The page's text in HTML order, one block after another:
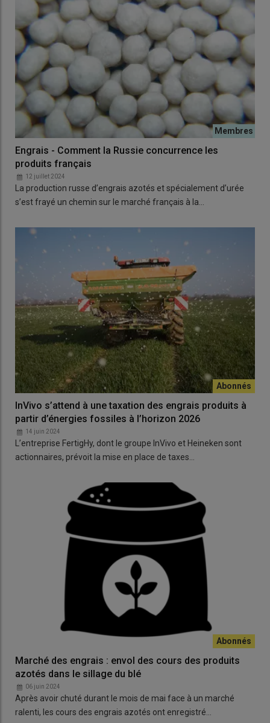
Engrais - Comment la Russie concurrence les
produits français
12 juillet 2024
La production russe d’engrais azotés et spécialement d’urée
s’est frayé un chemin sur le marché français à la…
InVivo s’attend à une taxation des engrais produits à
partir d’énergies fossiles à l’horizon 2026
14 juin 2024
L’entreprise FertigHy, dont le groupe InVivo et Heineken sont
actionnaires, prévoit la mise en place de taxes…
Marché des engrais : envol des cours des produits
azotés dans le sillage du blé
06 juin 2024
Après avoir chuté durant le mois de mai face à un marché
ralenti, les cours des engrais azotés ont enregistré…